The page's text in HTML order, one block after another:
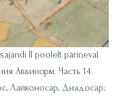
II poolelt pärineval
Аввинорм. Часть 14.
Лайконосар, Диадосар;